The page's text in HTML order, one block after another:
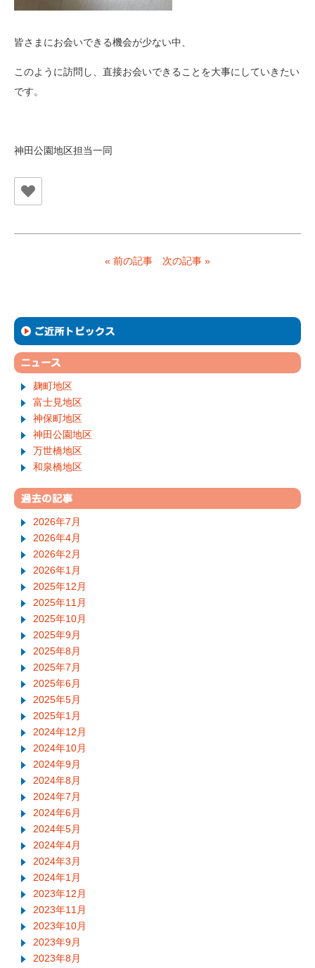
皆さまにお会いできる機会が少ない中、
このように訪問し、直接お会いできることを大事にしていきたい
です。
神田公園地区担当一同
« 前の記事 次の記事 »
麹町地区
富士見地区
神保町地区
神田公園地区
万世橋地区
和泉橋地区
2026年7月
2026年4月
2026年2月
2026年1月
2025年12月
2025年11月
2025年10月
2025年9月
2025年8月
2025年7月
2025年6月
2025年5月
2025年1月
2024年12月
2024年10月
2024年9月
2024年8月
2024年7月
2024年6月
2024年5月
2024年4月
2024年3月
2024年1月
2023年12月
2023年11月
2023年10月
2023年9月
2023年8月